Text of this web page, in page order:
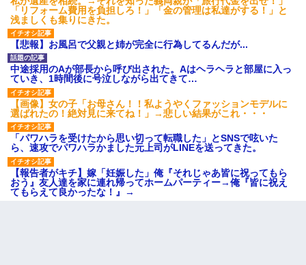
「リフォーム費用を負担しろ！」「金の管理は私達がする！」と
浅ましくも集りにきた。
【悲報】お風呂で父親と姉が完全に行為してるんだが...
中途採用のAが部長から呼び出された。Aはヘラヘラと部屋に入っ
ていき、1時間後に号泣しながら出てきて…
【画像】女の子「お母さん！！私ようやくファッションモデルに
選ばれたの！絶対見に来てね！」→悲しい結果がこれ・・・
「パワハラを受けたから思い切って転職した」とSNSで呟いた
ら、速攻でパワハラかました元上司がLINEを送ってきた。
【報告者がキチ】嫁「妊娠した」俺『それじゃあ皆に祝ってもら
おう』友人達を家に連れ帰ってホームパーティー→俺『皆に祝え
てもらえて良かったな！』→